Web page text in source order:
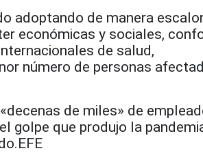
adoptando de manera
económicas y sociales,
de salud,
número de personas
de miles» de
golpe que produjo la